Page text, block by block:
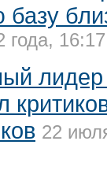
базу
года, 16:17
22